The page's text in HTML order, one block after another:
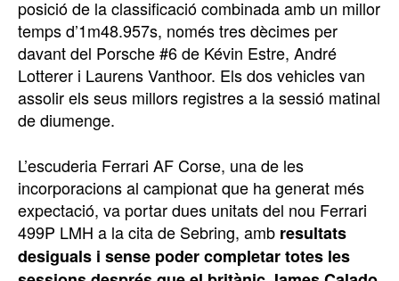
posició de la classificació combinada amb un millor
temps d’1m48.957s, només tres dècimes per
davant del Porsche #6 de Kévin Estre, André
Lotterer i Laurens Vanthoor. Els dos vehicles van
assolir els seus millors registres a la sessió matinal
de diumenge.
L’escuderia Ferrari AF Corse, una de les
incorporacions al campionat que ha generat més
expectació, va portar dues unitats del nou Ferrari
499P LMH a la cita de Sebring, amb resultats
desiguals i sense poder completar totes les